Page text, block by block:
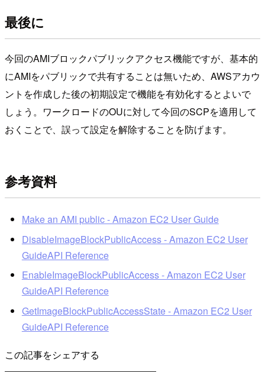
最後に
今回のAMIブロックパブリックアクセス機能ですが、基本的
にAMIをパブリックで共有することは無いため、AWSアカウ
ントを作成した後の初期設定で機能を有効化するとよいで
しょう。ワークロードのOUに対して今回のSCPを適用して
おくことで、誤って設定を解除することを防げます。
参考資料
Make an AMI public - Amazon EC2 User Guide
DisableImageBlockPublicAccess - Amazon EC2 User
GuideAPI Reference
EnableImageBlockPublicAccess - Amazon EC2 User
GuideAPI Reference
GetImageBlockPublicAccessState - Amazon EC2 User
GuideAPI Reference
この記事をシェアする